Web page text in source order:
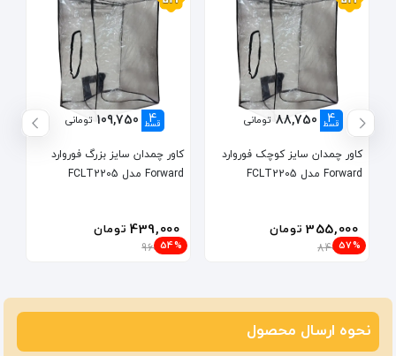
4
قسط 109,750 تومانی
کاور چمدان سایز بزرگ فوروارد
Forward مدل FCLT2205
439,000 تومان
960,000
54%
4
قسط 88,750 تومانی
کاور چمدان سایز کوچک فوروارد
Forward مدل FCLT2205
355,000 تومان
840,000
57%
نحوه ارسال محصول